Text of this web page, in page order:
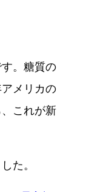
。糖質の
メリカの
これが新
た。